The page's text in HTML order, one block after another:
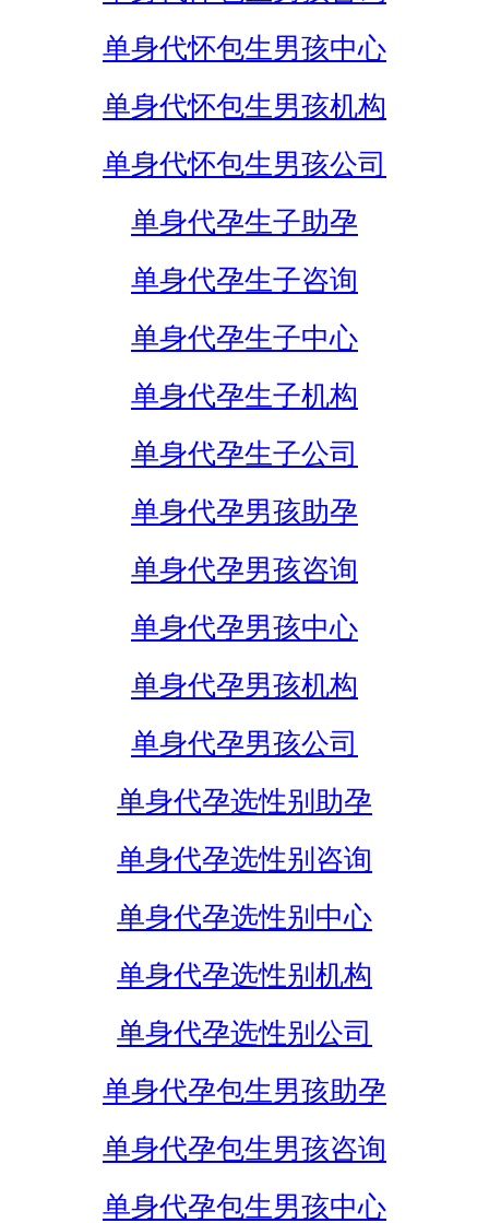
单身代怀包生男孩中心
单身代怀包生男孩机构
单身代怀包生男孩公司
单身代孕生子助孕
单身代孕生子咨询
单身代孕生子中心
单身代孕生子机构
单身代孕生子公司
单身代孕男孩助孕
单身代孕男孩咨询
单身代孕男孩中心
单身代孕男孩机构
单身代孕男孩公司
单身代孕选性别助孕
单身代孕选性别咨询
单身代孕选性别中心
单身代孕选性别机构
单身代孕选性别公司
单身代孕包生男孩助孕
单身代孕包生男孩咨询
单身代孕包生男孩中心